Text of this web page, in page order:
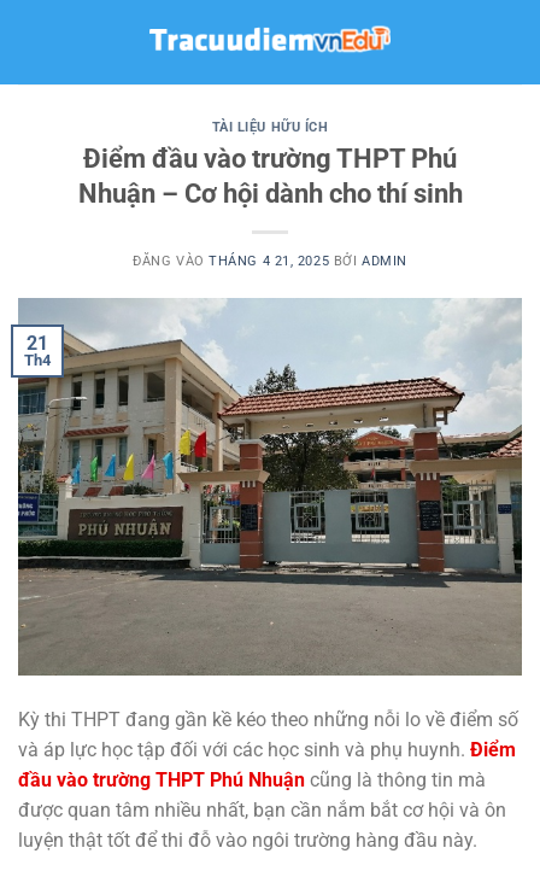
TÀI LIỆU HỮU ÍCH
Điểm đầu vào trường THPT Phú
Nhuận – Cơ hội dành cho thí sinh
ĐĂNG VÀOTHÁNG 4 21, 2025 BỞI ADMIN
21
Th4
Kỳ thi THPT đang gần kề kéo theo những nỗi lo về điểm số
và áp lực học tập đối với các học sinh và phụ huynh. Điểm
đầu vào trường THPT Phú Nhuận cũng là thông tin mà
được quan tâm nhiều nhất, bạn cần nắm bắt cơ hội và ôn
luyện thật tốt để thi đỗ vào ngôi trường hàng đầu này.